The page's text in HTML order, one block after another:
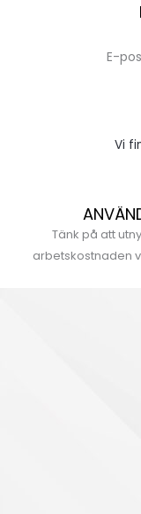
E-
Vi
Tänk på att
arbetskostnaden